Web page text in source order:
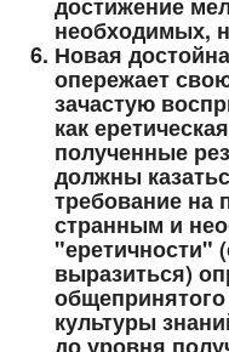
необходимых,
Новая
опережает
зачастую
как
полученные
должны
требование на
странным и
"еретичности"
выразиться)
культуры